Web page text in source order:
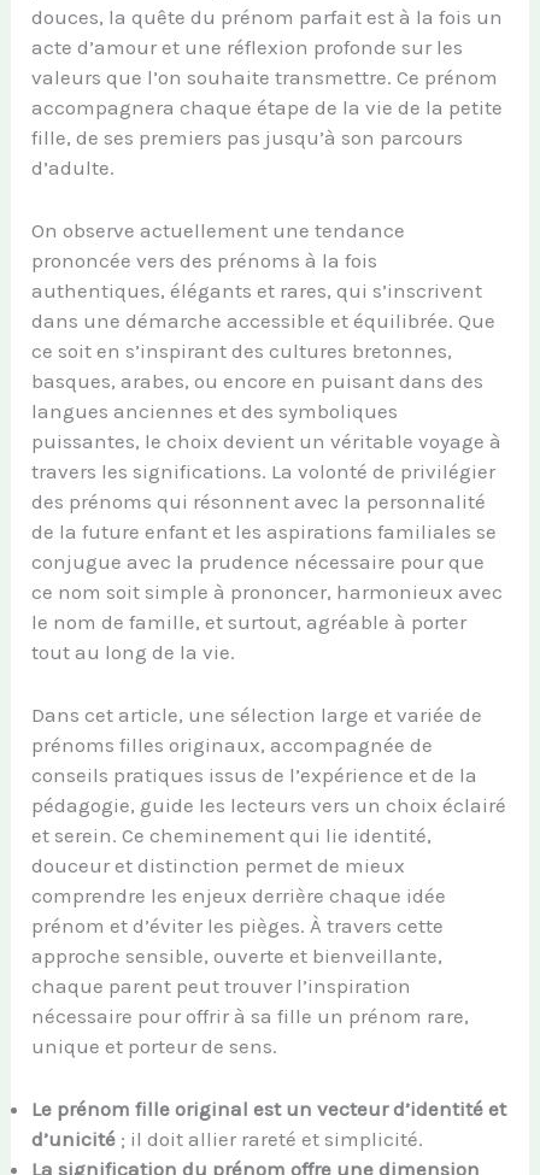
douces, la quête du prénom parfait est à la fois un
acte d’amour et une réflexion profonde sur les
valeurs que l’on souhaite transmettre. Ce prénom
accompagnera chaque étape de la vie de la petite
fille, de ses premiers pas jusqu’à son parcours
d’adulte.
On observe actuellement une tendance
prononcée vers des prénoms à la fois
authentiques, élégants et rares, qui s’inscrivent
dans une démarche accessible et équilibrée. Que
ce soit en s’inspirant des cultures bretonnes,
basques, arabes, ou encore en puisant dans des
langues anciennes et des symboliques
puissantes, le choix devient un véritable voyage à
travers les significations. La volonté de privilégier
des prénoms qui résonnent avec la personnalité
de la future enfant et les aspirations familiales se
conjugue avec la prudence nécessaire pour que
ce nom soit simple à prononcer, harmonieux avec
le nom de famille, et surtout, agréable à porter
tout au long de la vie.
Dans cet article, une sélection large et variée de
prénoms filles originaux, accompagnée de
conseils pratiques issus de l’expérience et de la
pédagogie, guide les lecteurs vers un choix éclairé
et serein. Ce cheminement qui lie identité,
douceur et distinction permet de mieux
comprendre les enjeux derrière chaque idée
prénom et d’éviter les pièges. À travers cette
approche sensible, ouverte et bienveillante,
chaque parent peut trouver l’inspiration
nécessaire pour offrir à sa fille un prénom rare,
unique et porteur de sens.
Le prénom fille original est un vecteur d’identité et
d’unicité ; il doit allier rareté et simplicité.
La signification du prénom offre une dimension